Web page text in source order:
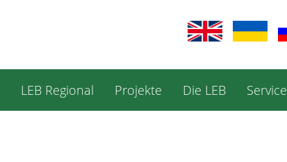
LEB Regional Projekte Die LEB Service